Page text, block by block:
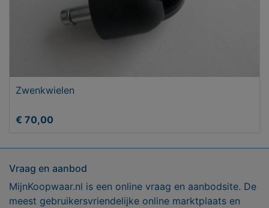
Zwenkwielen
€ 70,00
Vraag en aanbod
MijnKoopwaar.nl is een online vraag en aanbodsite. De
meest gebruikersvriendelijke online marktplaats en